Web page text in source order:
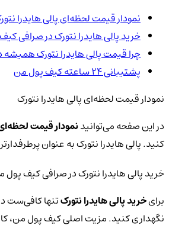
نمودار قیمت لحظه‌ای پالی هایدرا
خرید پالی هایدرا نتورک در صرافی
چرا قیمت پالی هایدرا نتورک
پشتیبانی ۲۴ ساعته کیف پول من
نمودار قیمت لحظه‌ای پالی هایدرا نتورک
در این صفحه می‌توانیدنمودار قیمت
کنید. پالی هایدرا نتورک به عنوان
خرید پالی هایدرا نتورک در صرافی کیف پول
برایخرید پالی هایدرا نتورکتنها کافی‌ست
نگهداری کنید. مزیت اصلی کیف پول من،